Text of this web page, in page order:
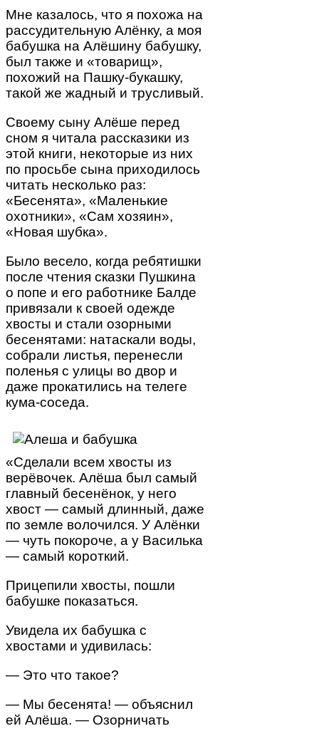
Мне казалось, что я похожа на
рассудительную Алёнку, а моя
бабушка на Алёшину бабушку,
был также и «товарищ»,
похожий на Пашку-букашку,
такой же жадный и трусливый.
Своему сыну Алёше перед
сном я читала рассказики из
этой книги, некоторые из них
по просьбе сына приходилось
читать несколько раз:
«Бесенята», «Маленькие
охотники», «Сам хозяин»,
«Новая шубка».
Было весело, когда ребятишки
после чтения сказки Пушкина
о попе и его работнике Балде
привязали к своей одежде
хвосты и стали озорными
бесенятами: натаскали воды,
собрали листья, перенесли
поленья с улицы во двор и
даже прокатились на телеге
кума-соседа.
«Сделали всем хвосты из
верёвочек. Алёша был самый
главный бесенёнок, у него
хвост — самый длинный, даже
по земле волочился. У Алёнки
— чуть покороче, а у Василька
— самый короткий.
Прицепили хвосты, пошли
бабушке показаться.
Увидела их бабушка с
хвостами и удивилась:
— Это что такое?
— Мы бесенята! — объяснил
ей Алёша. — Озорничать